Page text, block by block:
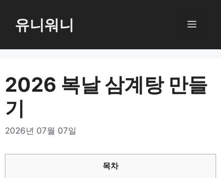
로
너
뛰
기
유니워니 메
2026 복날 삼계탕 만들
기
2026년 07월 07일
목차